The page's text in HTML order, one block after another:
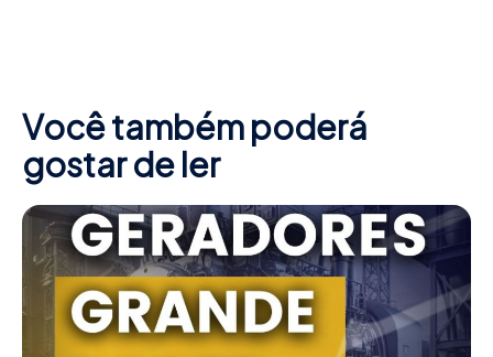
Você também poderá
gostar de ler